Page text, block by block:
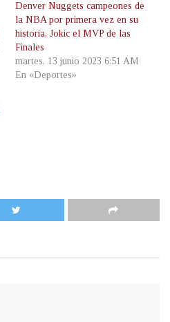
Denver Nuggets campeones de
la NBA por primera vez en su
historia, Jokic el MVP de las
Finales
martes, 13 junio 2023 6:51 AM
En «Deportes»